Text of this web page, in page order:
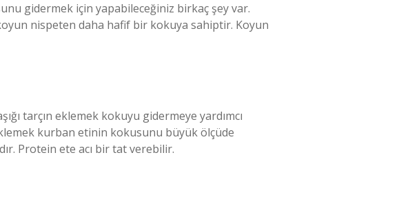
gidermek için yapabileceğiniz birkaç şey var.
nispeten daha hafif bir kokuya sahiptir. Koyun
tarçın eklemek kokuyu gidermeye yardımcı
kurban etinin kokusunu büyük ölçüde
Protein ete acı bir tat verebilir.